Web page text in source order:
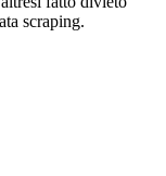
scraping.